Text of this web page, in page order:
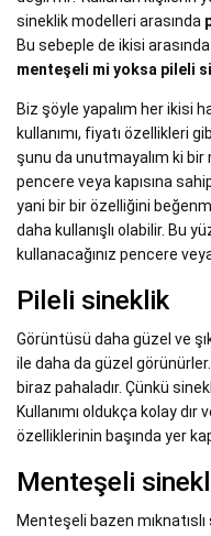
sineklik modelleri arasında
Bu sebeple de ikisi
menteşeli mi yoksa pileli
Biz şöyle yapalım her ikisi
kullanımı, fiyatı özellikleri
şunu da unutmayalım ki
pencere veya kapısına
yani bir bir özelliğini
daha kullanışlı olabilir. Bu
kullanacağınız pencere
Pileli sineklik
Görüntüsü daha güzel ve
ile daha da güzel görünürler.
biraz pahaladır. Çünkü
Kullanımı oldukça kolay
özelliklerinin başında yer
Menteşeli
Menteşeli bazen